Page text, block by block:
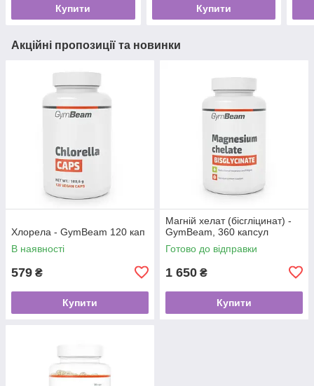
Купити Купити
Акційні пропозиції та новинки
Хлорела - GymBeam 120 кап
В наявності
579 ₴
Купити
Магній хелат (бісгліцинат) -
GymBeam, 360 капсул
Готово до відправки
1 650 ₴
Купити